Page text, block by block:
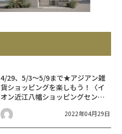
4/29、5/3〜5/9まで★アジアン雑
貨ショッピングを楽しもう！〈イ
オン近江八幡ショッピングセンタ
ー〉
2022年04月29日